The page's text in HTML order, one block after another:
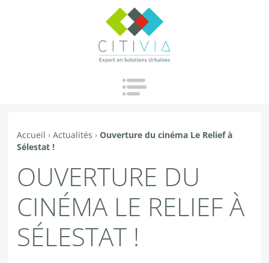
Jump to navigation
Vous
ici
Accueil › Actualités › Ouverture du cinéma Le Relief à
Sélestat !
OUVERTURE DU
CINÉMA LE RELIEF À
SÉLESTAT !